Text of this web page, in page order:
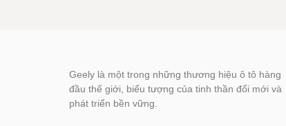
Geely là một trong những thương hiệu ô tô hàng
đầu thế giới, biểu tượng của tinh thần đổi mới và
phát triển bền vững.